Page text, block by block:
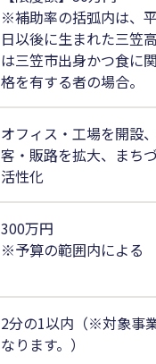
※補助率の括弧内は、
日以後に生まれた三笠
は三笠市出身かつ食に
格を有する者の場合。
オフィス・工場を開設
客・販路を拡大、まち
活性化
300万円
※予算の範囲内による
2分の1以内（※対象事
なります。）